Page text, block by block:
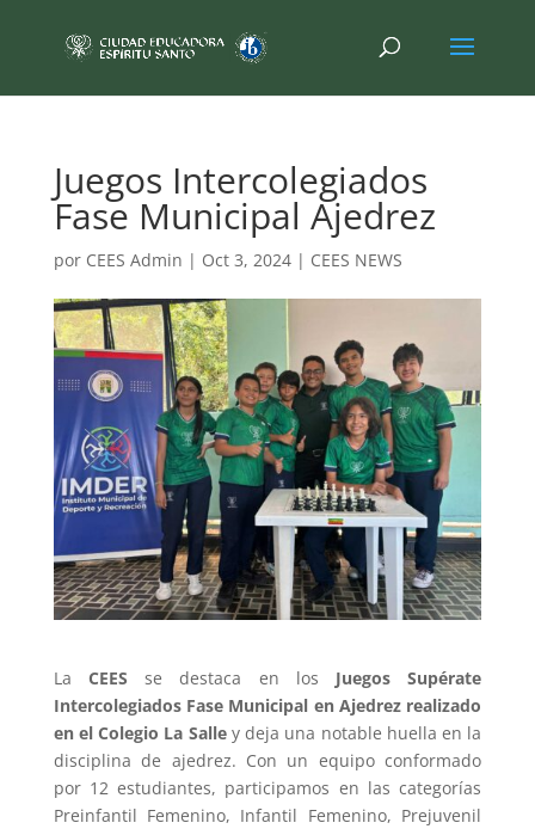
Juegos Intercolegiados
Fase Municipal Ajedrez
por CEES Admin | Oct 3, 2024| CEES NEWS
La CEES se destaca en los Juegos Supérate
Intercolegiados Fase Municipal en Ajedrez realizado
en el Colegio La Salle y deja una notable huella en la
disciplina de ajedrez. Con un equipo conformado
por 12 estudiantes, participamos en las categorías
Preinfantil Femenino, Infantil Femenino, Prejuvenil